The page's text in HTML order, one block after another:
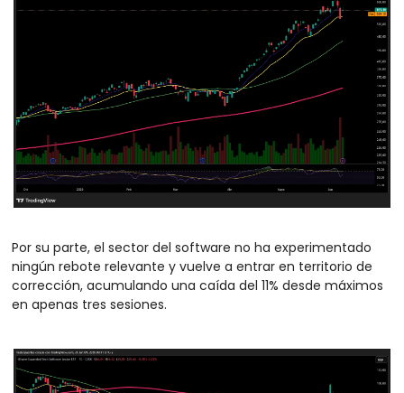
Por su parte, el sector del software no ha experimentado
ningún rebote relevante y vuelve a entrar en territorio de
corrección, acumulando una caída del 11% desde máximos
en apenas tres sesiones.